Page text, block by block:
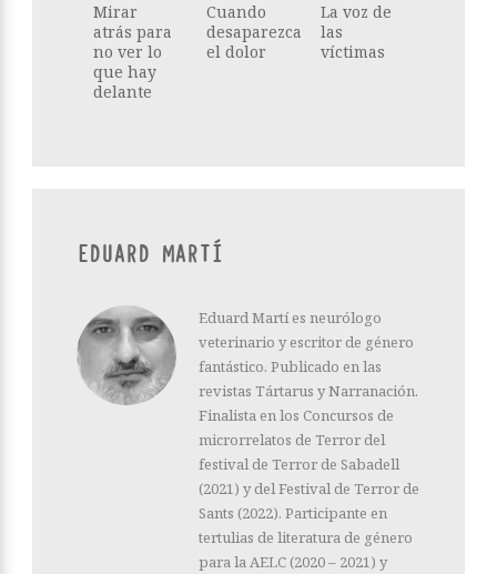
Mirar
atrás para
no ver lo
que hay
delante
Cuando
desaparezca
el dolor
La voz de
las
víctimas
EDUARD MARTÍ
Eduard Martí es neurólogo
veterinario y escritor de género
fantástico. Publicado en las
revistas Tártarus y Narranación.
Finalista en los Concursos de
microrrelatos de Terror del
festival de Terror de Sabadell
(2021) y del Festival de Terror de
Sants (2022). Participante en
tertulias de literatura de género
para la AELC (2020 – 2021) y